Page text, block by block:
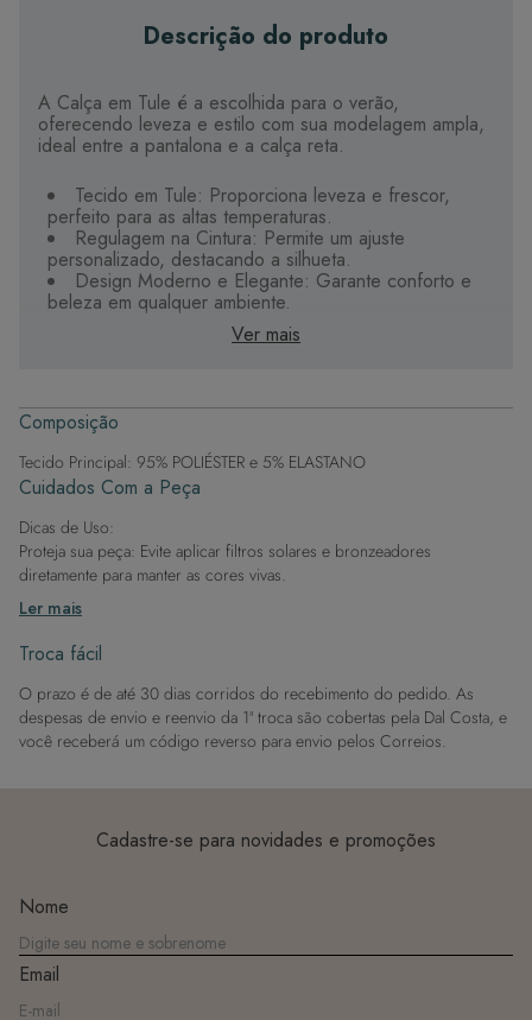
Descrição do produto
A Calça em Tule é a escolhida para o verão,
oferecendo leveza e estilo com sua modelagem ampla,
ideal entre a pantalona e a calça reta.
Tecido em Tule: Proporciona leveza e frescor,
perfeito para as altas temperaturas.
Regulagem na Cintura: Permite um ajuste
personalizado, destacando a silhueta.
Design Moderno e Elegante: Garante conforto e
beleza em qualquer ambiente.
Get the Look: Versátil para Beachwear: Combine com
croppeds. Esta calça é ideal para criar looks
despojados e elegantes, oferecendo uma abordagem
moderna ao estilo beachwear.
Ver mais
Composição
Tecido Principal: 95% POLIÉSTER e 5% ELASTANO
Cuidados Com a Peça
Dicas de Uso:
Proteja sua peça: Evite aplicar filtros solares e bronzeadores
diretamente para manter as cores vivas.
Após a piscina: Lembre-se de que o cloro pode desgastar o tecido,
então enxague após sair da água.
Evite superfícies ásperas: Para manter a integridade do tecido, evite
Dicas de Lavagem:
Lave rapidamente: Assim que possível, lave separado de outras peças.
À mão e com cuidado: Use água fria e sabão neutro, evitando máquina
sombra e evite a secadora.
Para cores vibrantes: Lave as peças antes do primeiro uso e siga as
Ler mais
Troca fácil
O prazo é de até 30 dias corridos do recebimento do pedido. As
despesas de envio e reenvio da 1ª troca são cobertas pela Dal Costa, e
você receberá um código reverso para envio pelos Correios.
Cadastre-se para novidades e promoções
Nome
Email